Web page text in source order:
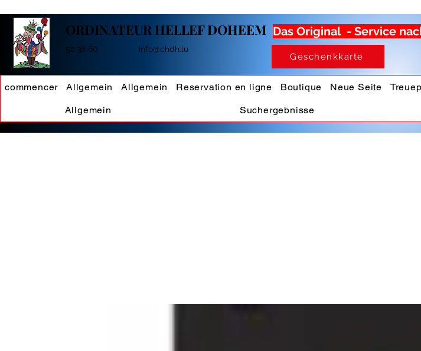
ORDINATEUR HELLEF DOHEEM
info@chdh.lu
52 38 60
Das Original - Service
Geschenkkarte
commencer Allgemein Allgemein Reservation en ligne Boutique Neue Seite
Allgemein Suchergebnisse